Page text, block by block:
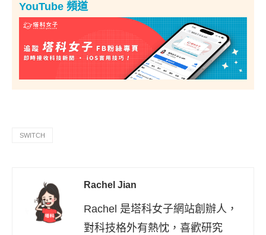
YouTube 頻道
SWITCH
Rachel Jian
Rachel 是塔科女子網站創辦人，
對科技格外有熱忱，喜歡研究